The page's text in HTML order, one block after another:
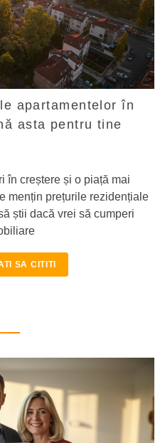
apartamentelor în
asta pentru tine
în creștere și o piață mai
mențin prețurile rezidențiale
știi dacă vrei să cumperi
SA CITITI